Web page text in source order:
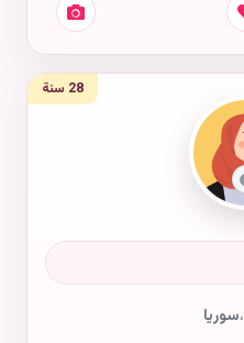
28 سنة
،سوريا